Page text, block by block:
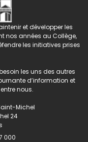
et développer les
nos années au Collège,
les initiatives prises
les uns des autres
d’information et
nous.
Michel
24
000